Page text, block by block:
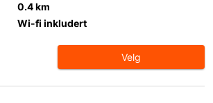
0.4 km
Wi-fi inkludert
Velg